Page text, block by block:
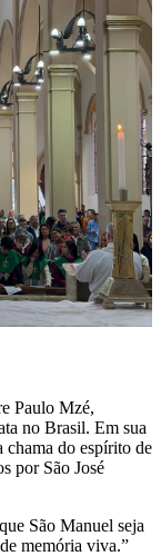
Paulo Mzé,
no Brasil. Em sua
chama do espírito de
por São José
São Manuel seja
memória viva.”